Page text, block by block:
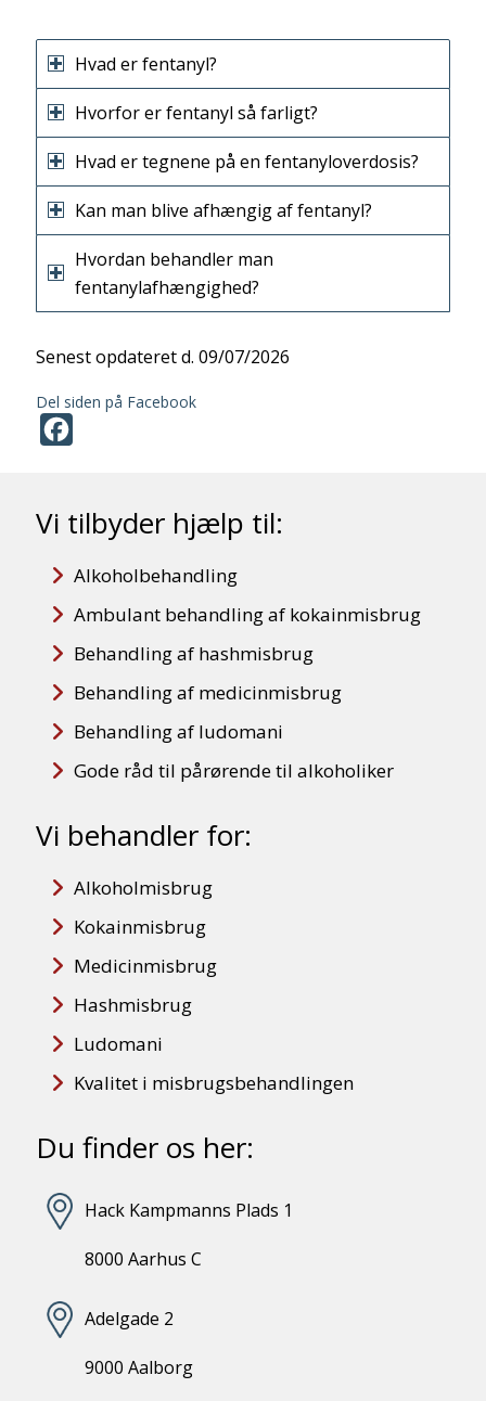
Hvad er fentanyl?
Hvorfor er fentanyl så farligt?
Hvad er tegnene på en fentanyloverdosis?
Kan man blive afhængig af fentanyl?
Hvordan behandler man
fentanylafhængighed?
Senest opdateret d. 09/07/2026
Del siden på Facebook
Vi tilbyder hjælp til:
Alkoholbehandling
Ambulant behandling af kokainmisbrug
Behandling af hashmisbrug
Behandling af medicinmisbrug
Behandling af ludomani
Gode råd til pårørende til alkoholiker
Vi behandler for:
Alkoholmisbrug
Kokainmisbrug
Medicinmisbrug
Hashmisbrug
Ludomani
Kvalitet i misbrugsbehandlingen
Du finder os her:
Hack Kampmanns Plads 1
8000 Aarhus C
Adelgade 2
9000 Aalborg